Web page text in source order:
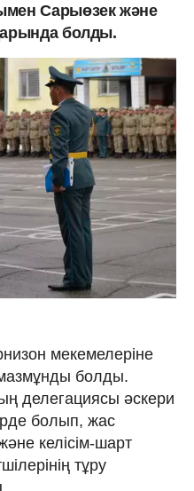
Сарыөзек және
болды.
мекемелеріне
болды.
делегациясы әскери
болып, жас
келісім-шарт
тұру